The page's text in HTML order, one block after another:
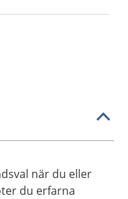
när du eller
du erfarna